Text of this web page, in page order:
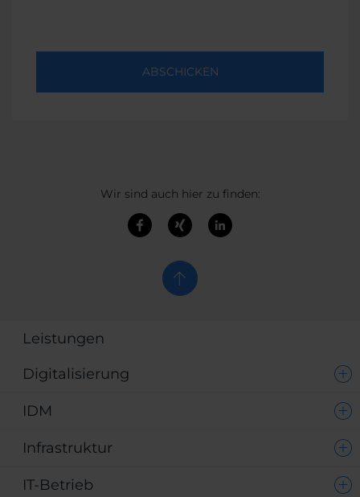
ABSCHICKEN
Wir sind auch hier zu finden:
Leistungen
Digitalisierung
IDM
Infrastruktur
IT-Betrieb